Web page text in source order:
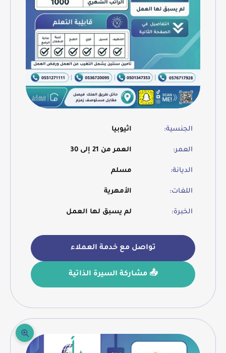
الجنسية: اثيوبيا
العمر: العمر من 21 إلى 30
الديانة: مسلم
اللغات: الأمهرية
الخبرة: لم يسبق لها العمل
تواصل مع خدمة العملاء
📤 مشاركة السيرة الذاتية